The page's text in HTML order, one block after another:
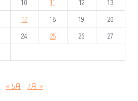
10 11 12
13
17 18 19
20
24 25 26
27
« 5月 7月 »